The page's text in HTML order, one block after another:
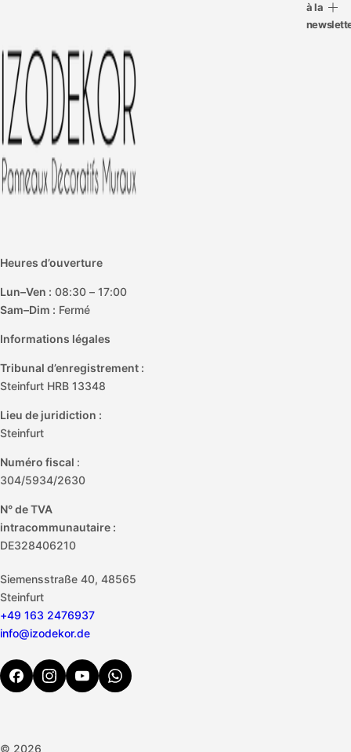
e
e
r
Heures d’ouverture
Lun–Ven : 08:30 – 17:00
Sam–Dim : Fermé
Informations légales
Tribunal d’enregistrement :
Steinfurt HRB 13348
Lieu de juridiction :
Steinfurt
Numéro fiscal :
304/5934/2630
N° de TVA
intracommunautaire :
DE328406210
Siemensstraße 40, 48565
Steinfurt
+49 163 2476937
info@izodekor.de
à la
© 2026